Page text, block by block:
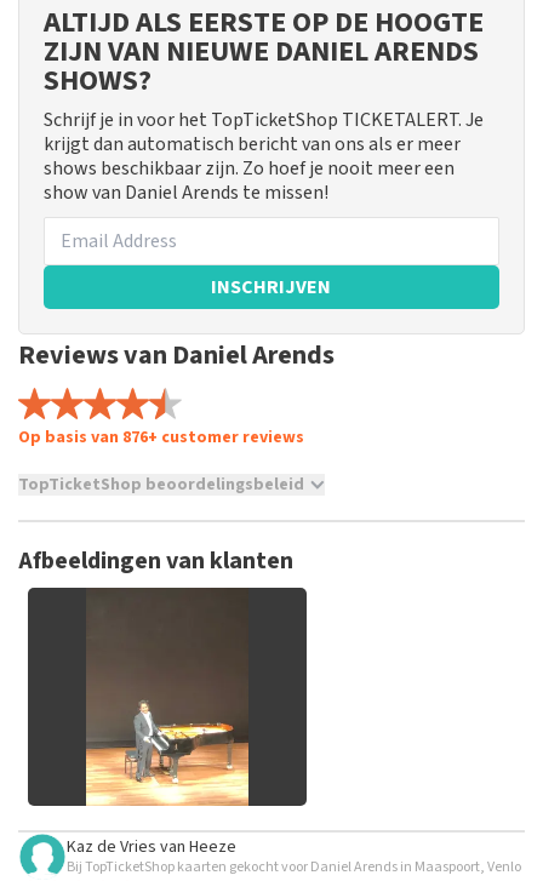
ALTIJD ALS EERSTE OP DE HOOGTE
ZIJN VAN NIEUWE DANIEL ARENDS
SHOWS?
Schrijf je in voor het TopTicketShop TICKETALERT. Je
krijgt dan automatisch bericht van ons als er meer
shows beschikbaar zijn. Zo hoef je nooit meer een
show van Daniel Arends te missen!
INSCHRIJVEN
Reviews van Daniel Arends
Op basis van 876+ customer reviews
TopTicketShop beoordelingsbeleid
niet mogelijk om een review achter te laten als je geen
tickets hebt aangeschaft bij TopTicketShop. Reviews met
Afbeeldingen van klanten
bekijken
Kaz de Vries van Heeze
Bij TopTicketShop kaarten gekocht voor Daniel Arends in Maaspoort, Venlo